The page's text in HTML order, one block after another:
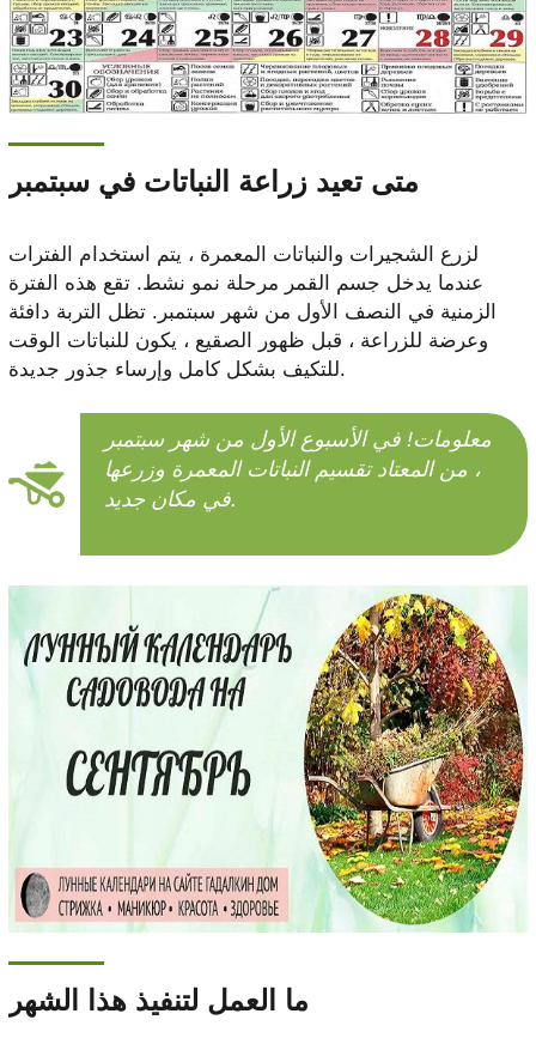
متى تعيد زراعة النباتات في سبتمبر
لزرع الشجيرات والنباتات المعمرة ، يتم استخدام الفترات
عندما يدخل جسم القمر مرحلة نمو نشط. تقع هذه الفترة
الزمنية في النصف الأول من شهر سبتمبر. تظل التربة دافئة
وعرضة للزراعة ، قبل ظهور الصقيع ، يكون للنباتات الوقت
للتكيف بشكل كامل وإرساء جذور جديدة.
معلومات! في الأسبوع الأول من شهر سبتمبر
، من المعتاد تقسيم النباتات المعمرة وزرعها
في مكان جديد.
ما العمل لتنفيذ هذا الشهر